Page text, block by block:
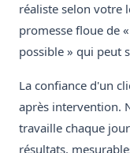
réaliste selon votre
promesse floue de
possible » qui peut
La confiance d'un
après intervention.
travaille chaque
résultats,